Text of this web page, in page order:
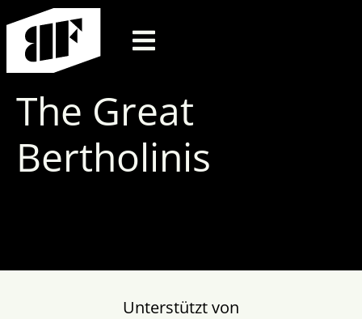
The Great
Bertholinis
Unterstützt von